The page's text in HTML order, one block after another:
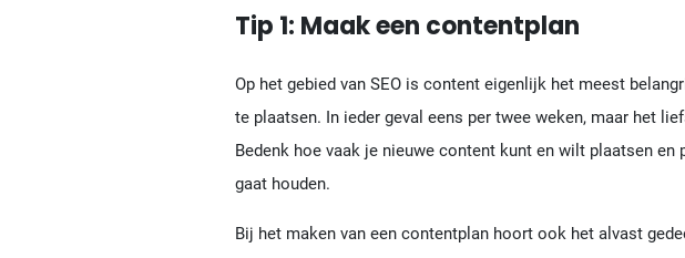
Tip 1: Maak een contentplan
Op het gebied van SEO is content eigenlijk het meest
te plaatsen. In ieder geval eens per twee weken, maar het
Bedenk hoe vaak je nieuwe content kunt en wilt plaatsen
gaat houden.
Bij het maken van een contentplan hoort ook het alvast